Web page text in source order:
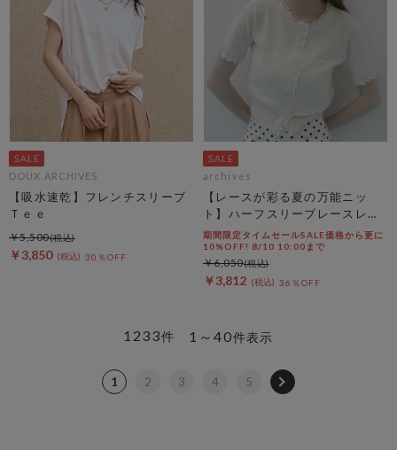
DOUX ARCHIVES
【吸水速乾】フレンチスリーブ
Ｔｅｅ
￥3,850 30％OFF
￥5,500
archives
【レースが彩る夏の万能ニッ
ト】ハーフスリーブレースレイ
ヤードニットカーディガン
期間限定タイムセールSALE価格から更に
10%OFF! 8/10 10:00まで
￥3,812 36％OFF
￥6,050
1～40件表示
1233件
1 2 3 4 5